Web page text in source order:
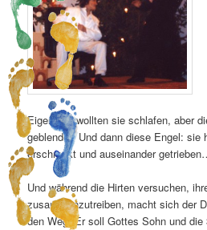
Eigentlich wollten sie schlafen, aber
geblendet. Und dann diese Engel: sie
erschreckt und auseinander
Und während die Hirten versuchen,
zusammenzutreiben, macht sich der
den Weg. Er soll Gottes Sohn und die